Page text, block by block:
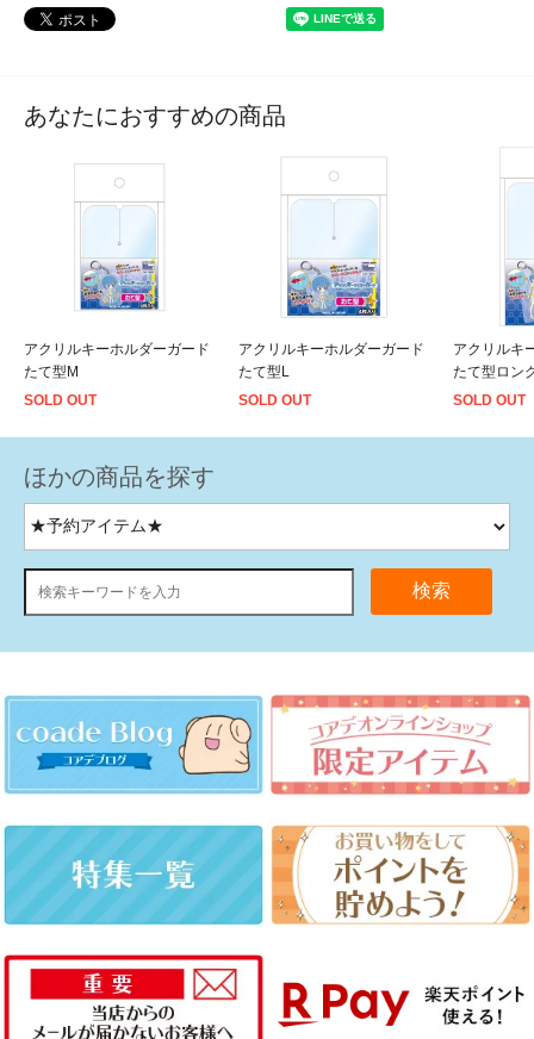
あなたにおすすめの商品
アクリルキーホルダーガード
たて型M
SOLD OUT
アクリルキーホルダーガード
たて型L
SOLD OUT
アクリルキ
たて型ロン
SOLD OUT
ほかの商品を探す
検索